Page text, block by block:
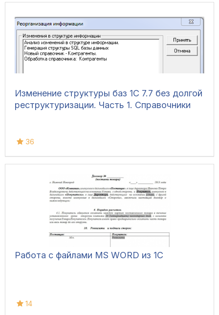
Изменение структуры баз 1С 7.7 без долгой
реструктуризации. Часть 1. Справочники
36
Работа с файлами MS WORD из 1C
14